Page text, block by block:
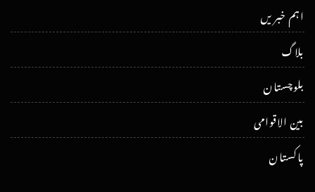
اہم خبریں
بلاگ
بلوچستان
بین الاقوامی
پاکستان